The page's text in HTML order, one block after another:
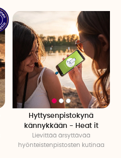
Hyttysenpistokynä
kännykkään - Heat it
Lievittää ärsyttävää
hyönteistenpistosten kutinaa